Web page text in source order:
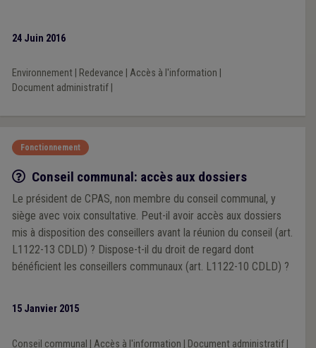
24 Juin 2016
Environnement| Redevance Accès à l'information
Document administratif|
Fonctionnement
Q/R
Conseil communal: accès aux dossiers
Le président de CPAS, non membre du conseil communal, y
siège avec voix consultative. Peut-il avoir accès aux dossiers
mis à disposition des conseillers avant la réunion du conseil (art.
L1122-13 CDLD) ? Dispose-t-il du droit de regard dont
bénéficient les conseillers communaux (art. L1122-10 CDLD) ?
15 Janvier 2015
Conseil communal Accès à l'information Document administratif|